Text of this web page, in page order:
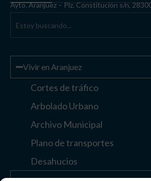
Ayto. Aranjuez – Plz. Constitución s/n,
Vivir en Aranjuez
Cortes de tráfico
Arbolado Urbano
Archivo Municipal
Plano de transportes
Desahucios